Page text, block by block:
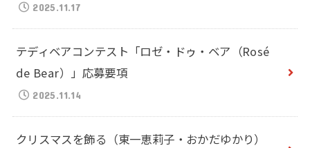
2025.11.17
テディベアコンテスト「ロゼ・ドゥ・ベア（Rosé
de Bear）」応募要項
2025.11.14
クリスマスを飾る（東一恵莉子・おかだゆかり）